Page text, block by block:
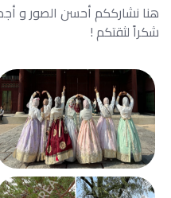
هنا نشارككم أحسن الصور و
شكراً لثقتكم !